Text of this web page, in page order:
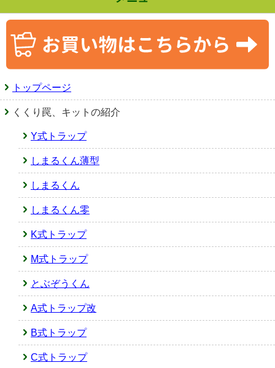
トップページ
くくり罠、キットの紹介
Y式トラップ
しまるくん薄型
しまるくん
しまるくん零
K式トラップ
M式トラップ
とぶぞうくん
A式トラップ改
B式トラップ
C式トラップ